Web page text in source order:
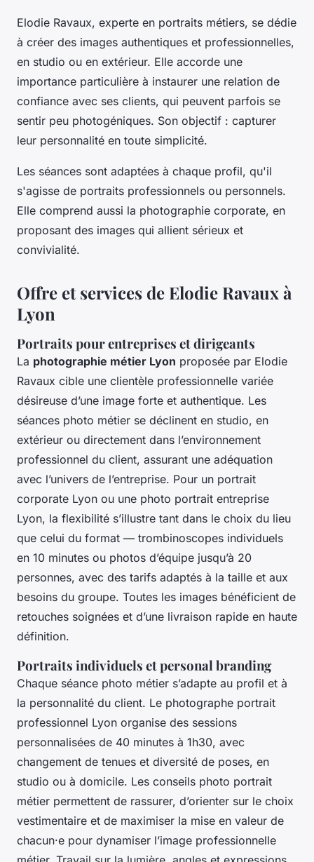
Elodie Ravaux, experte en portraits métiers, se dédie
à créer des images authentiques et professionnelles,
en studio ou en extérieur. Elle accorde une
importance particulière à instaurer une relation de
confiance avec ses clients, qui peuvent parfois se
sentir peu photogéniques. Son objectif : capturer
leur personnalité en toute simplicité.
Les séances sont adaptées à chaque profil, qu'il
s'agisse de portraits professionnels ou personnels.
Elle comprend aussi la photographie corporate, en
proposant des images qui allient sérieux et
convivialité.
Offre et services de Elodie Ravaux à
Lyon
Portraits pour entreprises et dirigeants
La photographie métier Lyon proposée par Elodie
Ravaux cible une clientèle professionnelle variée
désireuse d’une image forte et authentique. Les
séances photo métier se déclinent en studio, en
extérieur ou directement dans l’environnement
professionnel du client, assurant une adéquation
avec l’univers de l’entreprise. Pour un portrait
corporate Lyon ou une photo portrait entreprise
Lyon, la flexibilité s’illustre tant dans le choix du lieu
que celui du format — trombinoscopes individuels
en 10 minutes ou photos d’équipe jusqu’à 20
personnes, avec des tarifs adaptés à la taille et aux
besoins du groupe. Toutes les images bénéficient de
retouches soignées et d’une livraison rapide en haute
définition.
Portraits individuels et personal branding
Chaque séance photo métier s’adapte au profil et à
la personnalité du client. Le photographe portrait
professionnel Lyon organise des sessions
personnalisées de 40 minutes à 1h30, avec
changement de tenues et diversité de poses, en
studio ou à domicile. Les conseils photo portrait
métier permettent de rassurer, d’orienter sur le choix
vestimentaire et de maximiser la mise en valeur de
chacun·e pour dynamiser l’image professionnelle